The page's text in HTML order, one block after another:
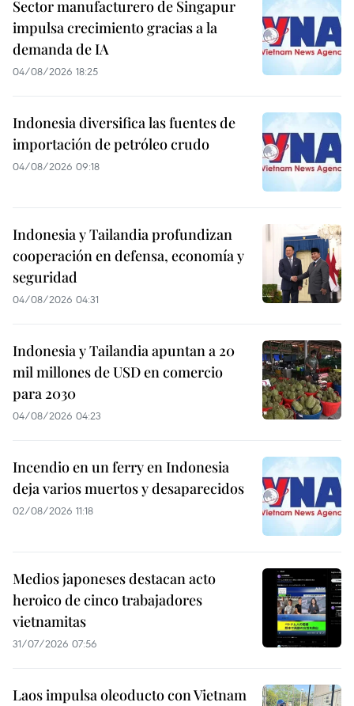
Sector manufacturero de Singapur
impulsa crecimiento gracias a la
demanda de IA
04/08/2026 18:25
Indonesia diversifica las fuentes de
importación de petróleo crudo
04/08/2026 09:18
Indonesia y Tailandia profundizan
cooperación en defensa, economía y
seguridad
04/08/2026 04:31
Indonesia y Tailandia apuntan a 20
mil millones de USD en comercio
para 2030
04/08/2026 04:23
Incendio en un ferry en Indonesia
deja varios muertos y desaparecidos
02/08/2026 11:18
Medios japoneses destacan acto
heroico de cinco trabajadores
vietnamitas
31/07/2026 07:56
Laos impulsa oleoducto con Vietnam